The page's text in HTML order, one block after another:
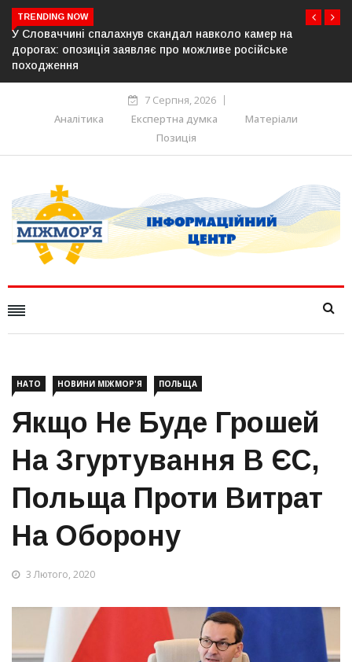
TRENDING NOW
на
У Молдові готують план дій на випадок
постачання газу до Придністров’я
7 Серпня, 2026
Аналітика
Експертна думка
Матеріали
Позиція
НАТО НОВИНИ МІЖМОР'Я ПОЛЬЩА
Якщо Не Буде Грошей
На Згуртування В ЄС,
Польща Проти Витрат
На Оборону
3 Лютого, 2020